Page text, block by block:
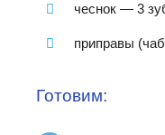
чеснок — 3
приправы
Готовим: